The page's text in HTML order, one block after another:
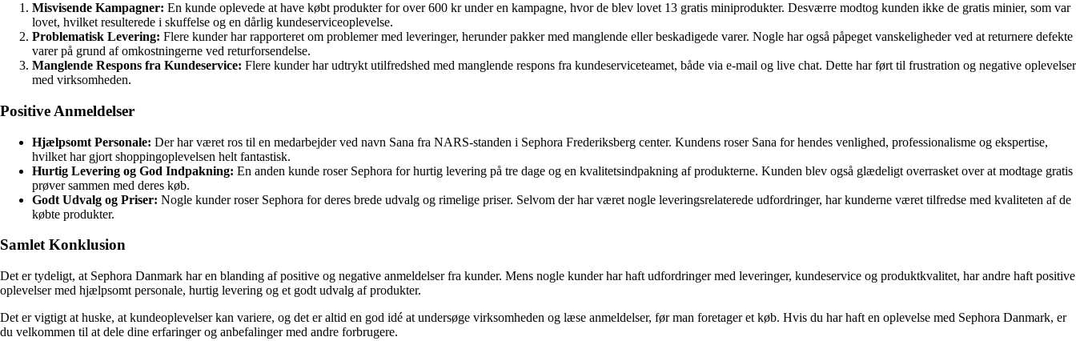
Misvisende Kampagner: En kunde oplevede at have købt produkter for over 600 kr under en kampagne, hvor de blev lovet 13 gratis miniprodukter. Desværre modtog kunden ikke de gratis minier, som var
lovet, hvilket resulterede i skuffelse og en dårlig kundeserviceoplevelse.
Problematisk Levering: Flere kunder har rapporteret om problemer med leveringer, herunder pakker med manglende eller beskadigede varer. Nogle har også påpeget vanskeligheder ved at returnere defekte
varer på grund af omkostningerne ved returforsendelse.
Manglende Respons fra Kundeservice: Flere kunder har udtrykt utilfredshed med manglende respons fra kundeserviceteamet, både via e-mail og live chat. Dette har ført til frustration og negative oplevelser
med virksomheden.
Positive Anmeldelser
Hjælpsomt Personale: Der har været ros til en medarbejder ved navn Sana fra NARS-standen i Sephora Frederiksberg center. Kundens roser Sana for hendes venlighed, professionalisme og ekspertise,
hvilket har gjort shoppingoplevelsen helt fantastisk.
Hurtig Levering og God Indpakning: En anden kunde roser Sephora for hurtig levering på tre dage og en kvalitetsindpakning af produkterne. Kunden blev også glædeligt overrasket over at modtage gratis
prøver sammen med deres køb.
Godt Udvalg og Priser: Nogle kunder roser Sephora for deres brede udvalg og rimelige priser. Selvom der har været nogle leveringsrelaterede udfordringer, har kunderne været tilfredse med kvaliteten af de
købte produkter.
Samlet Konklusion
Det er tydeligt, at Sephora Danmark har en blanding af positive og negative anmeldelser fra kunder. Mens nogle kunder har haft udfordringer med leveringer, kundeservice og produktkvalitet, har andre haft positive
oplevelser med hjælpsomt personale, hurtig levering og et godt udvalg af produkter.
Det er vigtigt at huske, at kundeoplevelser kan variere, og det er altid en god idé at undersøge virksomheden og læse anmeldelser, før man foretager et køb. Hvis du har haft en oplevelse med Sephora Danmark, er
du velkommen til at dele dine erfaringer og anbefalinger med andre forbrugere.